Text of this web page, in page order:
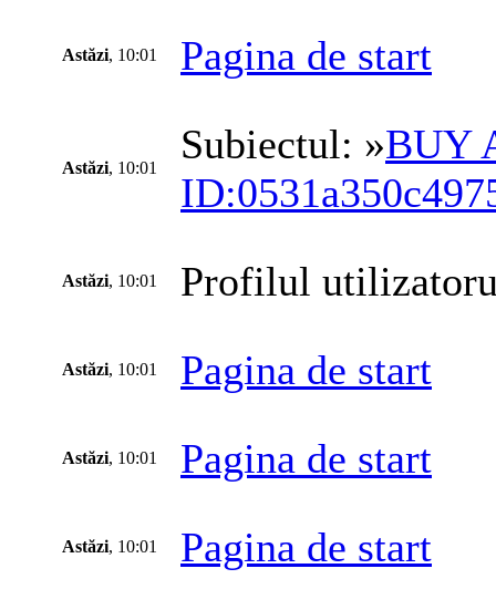
Astăzi, 10:01 Pagina de start
Astăzi, 10:01
Subiectul: »BUY
Astăzi, 10:01 Profilul
Astăzi, 10:01 Pagina de start
Astăzi, 10:01 Pagina de start
Astăzi, 10:01 Pagina de start